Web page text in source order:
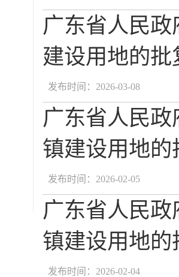
广东省人民政
建设用地的批
发布时间：2026-03-08
广东省人民政
镇建设用地的
发布时间：2026-02-05
广东省人民政
镇建设用地的
发布时间：2026-02-04